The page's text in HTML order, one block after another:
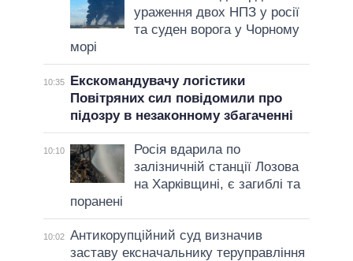
ураження двох НПЗ у росії
та суден ворога у Чорному
морі
10:35
Екскомандувачу логістики
Повітряних сил повідомили про
підозру в незаконному збагаченні
10:10
Росія вдарила по
залізничній станції Лозова
на Харківщині, є загиблі та
поранені
10:02 Антикорупційний суд визначив
заставу ексначальнику теруправління